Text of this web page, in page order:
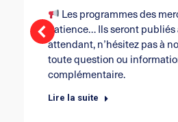
Les programmes des
Patience… Ils seront publiés
attendant, n’hésitez pas à
toute question ou
complémentaire.
Lire la suite